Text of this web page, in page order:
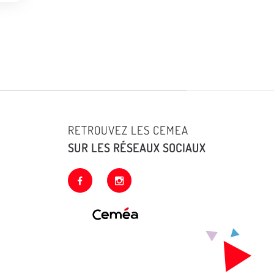
RETROUVEZ LES CEMEA
SUR LES RÉSEAUX SOCIAUX
facebook instagram